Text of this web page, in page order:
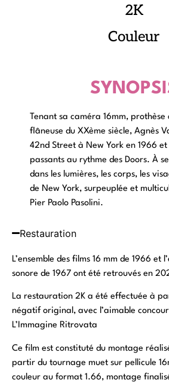
2K
Couleur
Tenant sa caméra 16mm,
flâneuse du XXème siècle, Agnès
42nd Street à New York en 1966 et
passants au rythme des Doors. À
dans les lumières, les corps, les
de New York, surpeuplée et
Pier Paolo Pasolini.
Restauration
L’ensemble des films 16 mm de 1966 et
sonore de 1967 ont été retrouvés en
La restauration 2K a été effectuée à
négatif original, avec l’aimable
L’Immagine Ritrovata
Ce film est constituté du montage
partir du tournage muet sur pellicule
couleur au format 1.66, montage